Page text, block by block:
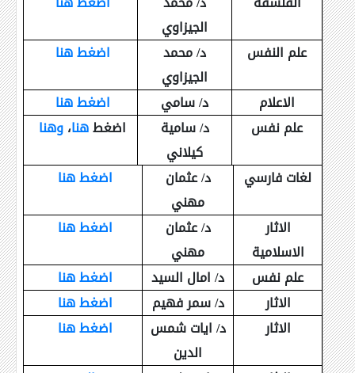
الجيزاوي
علم النفس
د/ محمد
الجيزاوي
اضغط هنا
الاعلام د/ سامي
اضغط هنا
علم نفس
د/ سامية
كيلاني
اضغطهنا،وهنا
لغات فارسي
د/ عثمان
مهني
اضغط هنا
الاثار
الاسلامية
د/ عثمان
مهني
اضغط هنا
علم نفس د/ امال السيد
اضغط هنا
الاثار
د/ سمر فهيم
اضغط هنا
الاثار
د/ ايات شمس
الدين
اضغط هنا